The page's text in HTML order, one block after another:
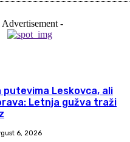
Advertisement -
putevima Leskovca, ali
Letnja gužva traži
6, 2026